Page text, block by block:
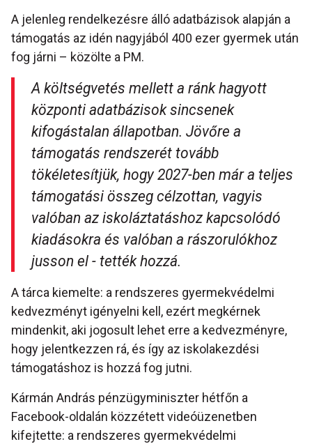
A jelenleg rendelkezésre álló adatbázisok alapján a
támogatás az idén nagyjából 400 ezer gyermek után
fog járni – közölte a PM.
A költségvetés mellett a ránk hagyott
központi adatbázisok sincsenek
kifogástalan állapotban. Jövőre a
támogatás rendszerét tovább
tökéletesítjük, hogy 2027-ben már a teljes
támogatási összeg célzottan, vagyis
valóban az iskoláztatáshoz kapcsolódó
kiadásokra és valóban a rászorulókhoz
jusson el - tették hozzá.
A tárca kiemelte: a rendszeres gyermekvédelmi
kedvezményt igényelni kell, ezért megkérnek
mindenkit, aki jogosult lehet erre a kedvezményre,
hogy jelentkezzen rá, és így az iskolakezdési
támogatáshoz is hozzá fog jutni.
Kármán András pénzügyminiszter hétfőn a
Facebook-oldalán közzétett videóüzenetben
kifejtette: a rendszeres gyermekvédelmi